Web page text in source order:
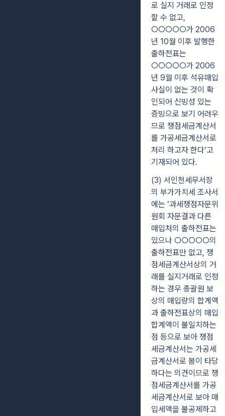
로 실지 거래로 인정
할 수 없고,
○○○○○가 2006
년 10월 이후 발행한
출하전표는
○○○○○가 2006
년 9월 이후 석유매입
사실이 없는 것이 확
인되어 신빙성 있는
증빙으로 보기 어려우
므로 쟁점세금계산서
를 가공세금계산서로
처리 하고자 한다’고
기재되어 있다.
(3) 서인천세무서장
의 부가가치세 조사서
에는 ‘과세쟁점자문위
원회 자문결과 다른
매입처의 출하전표는
있으나 ○○○○○의
출하전표만 없고, 쟁
점세금계산서상의 거
래를 실지거래로 인정
하는 경우 총괄원 보
상의 매입량의 합계액
과 출하전표상의 매입
합계액이 불일치하는
점 등으로 보아 쟁점
세금계산서는 가공세
금계산서로 봄이 타당
하다는 의견이므로 쟁
점세금계산서를 가공
세금계산서로 보아 매
입세액을 불공제하고